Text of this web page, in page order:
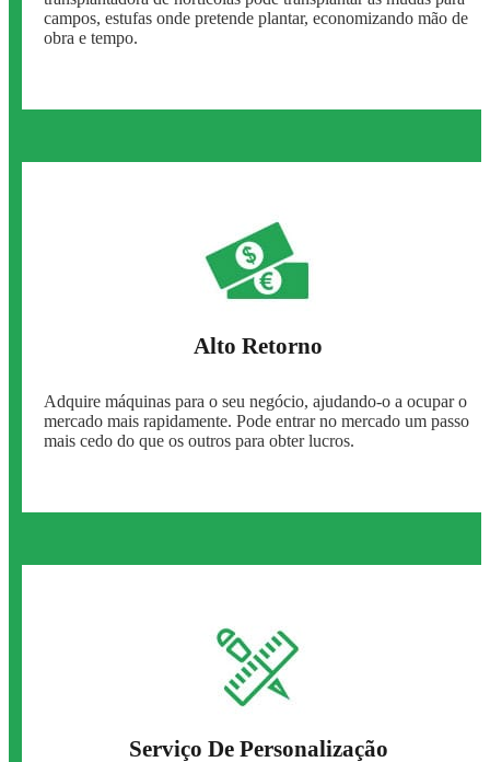
campos, estufas onde pretende plantar, economizando mão de
obra e tempo.
Alto Retorno
Adquire máquinas para o seu negócio, ajudando-o a ocupar o
mercado mais rapidamente. Pode entrar no mercado um passo
mais cedo do que os outros para obter lucros.
Serviço De Personalização